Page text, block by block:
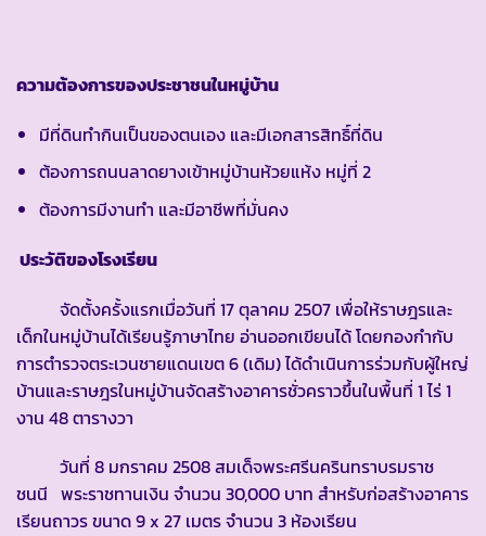
ความต้องการของประชาชนในหมู่บ้าน
มีที่ดินทำกินเป็นของตนเอง และมีเอกสารสิทธิ์ที่ดิน
ต้องการถนนลาดยางเข้าหมู่บ้านห้วยแห้ง หมู่ที่ 2
ต้องการมีงานทำ และมีอาชีพที่มั่นคง
ประวัติของโรงเรียน
จัดตั้งครั้งแรกเมื่อวันที่ 17 ตุลาคม 2507 เพื่อให้ราษฎรและ
เด็กในหมู่บ้านได้เรียนรู้ภาษาไทย อ่านออกเขียนได้ โดยกองกำกับ
การตำรวจตระเวนชายแดนเขต 6 (เดิม) ได้ดำเนินการร่วมกับผู้ใหญ่
บ้านและราษฎรในหมู่บ้านจัดสร้างอาคารชั่วคราวขึ้นในพื้นที่ 1 ไร่ 1
งาน 48 ตารางวา
วันที่ 8 มกราคม 2508 สมเด็จพระศรีนครินทราบรมราช
ชนนี พระราชทานเงิน จำนวน 30,000 บาท สำหรับก่อสร้างอาคาร
เรียนถาวร ขนาด 9 x 27 เมตร จำนวน 3 ห้องเรียน